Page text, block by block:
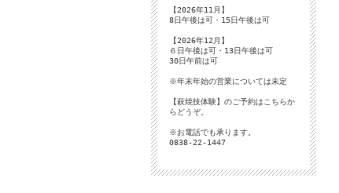
【2026年11月】
8日午後は可・15日午後は可
【2026年12月】
６日午後は可・13日午後は可
30日午前は可
※年末年始の営業については未定
【萩焼技体験】のご予約は こちらか
らどうぞ。
※お電話でも承ります。
0838-22-1447